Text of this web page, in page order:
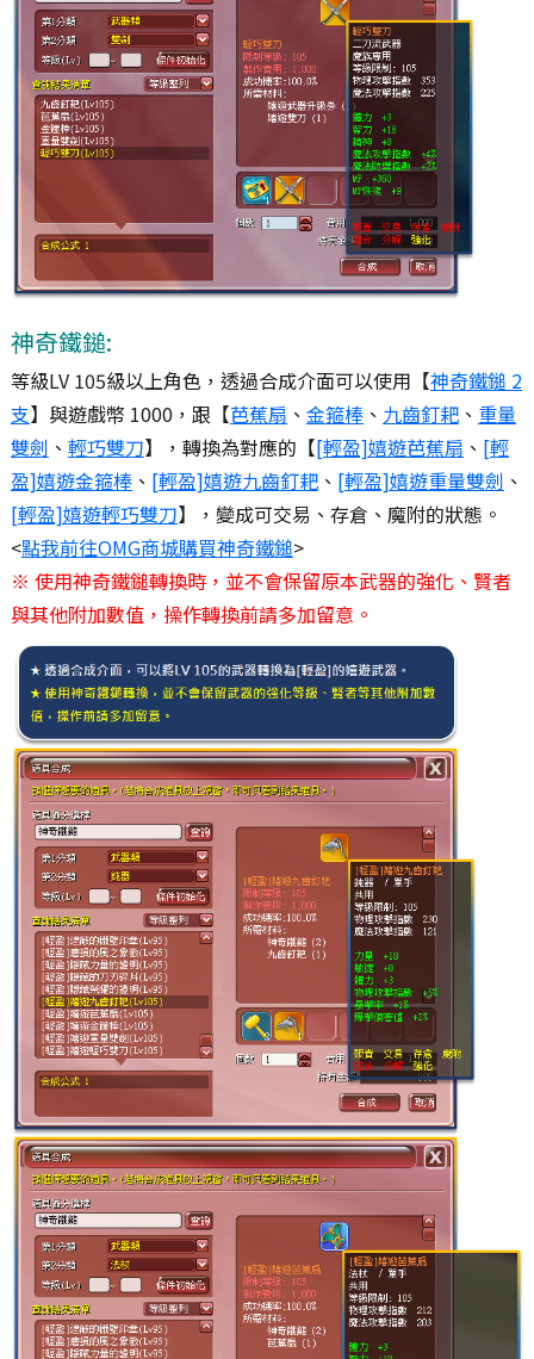
神奇鐵鎚:
等級LV 105級以上角色，透過合成介面可以使用【神奇鐵鎚 2
支】與遊戲幣 1000，跟【芭蕉扇 、 金箍棒、 九齒釘耙、 重量
雙劍 、 輕巧雙刀】，轉換為對應的【[輕盈]嬉遊芭蕉扇 、 [輕
盈]嬉遊金箍棒、 [輕盈]嬉遊九齒釘耙、 [輕盈]嬉遊重量雙劍 、
[輕盈]嬉遊輕巧雙刀】，變成可交易、存倉、魔附的狀態。
<點我前往OMG商城購買神奇鐵鎚>
※ 使用神奇鐵鎚轉換時，並不會保留原本武器的強化、賢者
與其他附加數值，操作轉換前請多加留意。